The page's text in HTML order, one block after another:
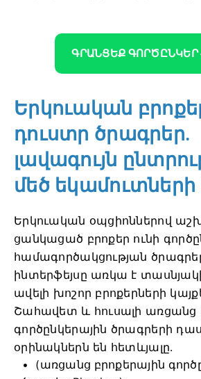
ԳՐԱՆՑԵՔ ԳՈՐԾԸՆԿԵՐ
Երկուական
դուստր ծրագրեր.
լավագույն
մեծ
Երկուական օպցիոններով
ցանկացած բրոքեր ունի
համագործակցության
ինտերֆեյսը առկա է
ավելի խոշոր բրոքերների
Շահավետ և հուսալի առցանց
գործընկերային ծրագրերի
օրինակներն են հետևյալը.
(առցանց բրոքերային